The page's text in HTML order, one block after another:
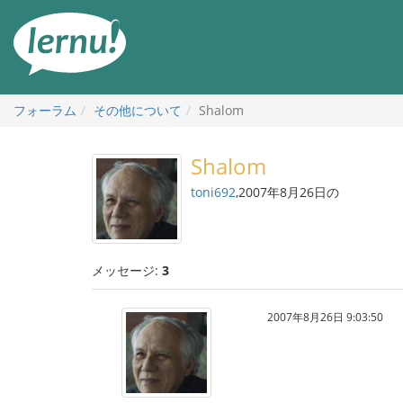
フォーラム その他について Shalom
Shalom
toni692,2007年8月26日の
メッセージ: 3
2007年8月26日 9:03:50